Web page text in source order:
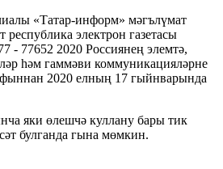
«Татар-информ» мәгълүмат
электрон газетасы
77652 2020 Россиянең элемтә,
һәм гаммәви коммуникацияләрне
2020 елның 17 гыйнварында
яки өлешчә куллану бары тик
булганда гына мөмкин.